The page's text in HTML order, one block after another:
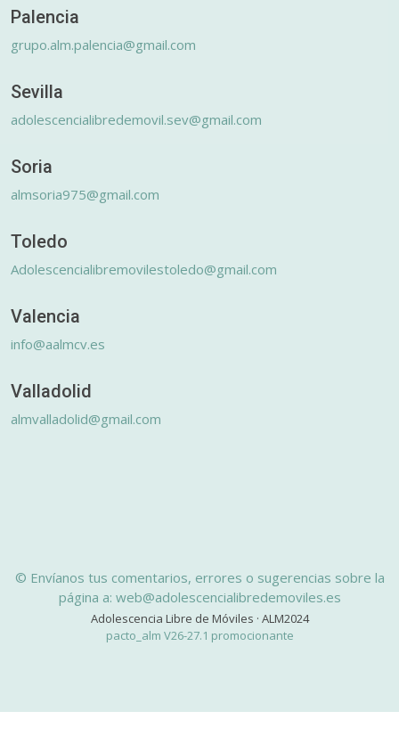
Palencia
grupo.alm.palencia@gmail.com
Sevilla
adolescencialibredemovil.sev@gmail.com
Soria
almsoria975@gmail.com
Toledo
Adolescencialibremovilestoledo@gmail.com
Valencia
info@aalmcv.es
Valladolid
almvalladolid@gmail.com
© Envíanos tus comentarios, errores o sugerencias sobre la
página a: web@adolescencialibredemoviles.es
Adolescencia Libre de Móviles · ALM2024
pacto_alm V26-27.1 promocionante